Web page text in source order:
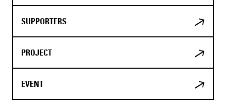
SUPPORTERS
PROJECT
EVENT